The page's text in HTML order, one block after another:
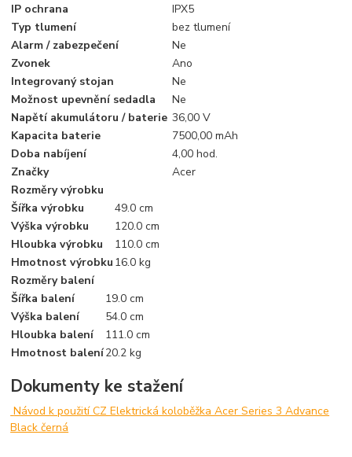
IP ochrana
IPX5
Typ tlumení
bez tlumení
Alarm / zabezpečení
Ne
Zvonek
Ano
Integrovaný stojan
Ne
Možnost upevnění sedadla
Ne
Napětí akumulátoru / baterie 36,00 V
Kapacita baterie
7500,00 mAh
Doba nabíjení
4,00 hod.
Značky
Acer
Rozměry výrobku
Šířka výrobku
49.0 cm
Výška výrobku
120.0 cm
Hloubka výrobku
110.0 cm
Hmotnost výrobku 16.0 kg
Rozměry balení
Šířka balení
19.0 cm
Výška balení
54.0 cm
Hloubka balení
111.0 cm
Hmotnost balení20.2 kg
Dokumenty ke stažení
Návod k použití CZ Elektrická koloběžka Acer Series 3 Advance
Black černá